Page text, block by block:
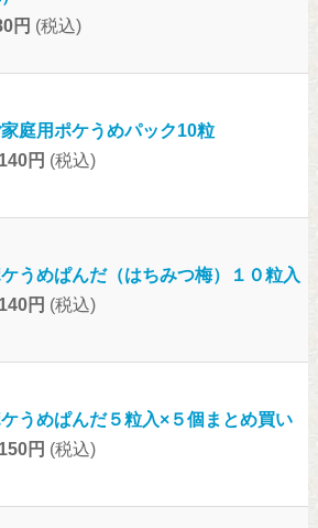
円 (税込)
庭用ポケうめパック10粒
円 (税込)
うめぱんだ（はちみつ梅）１０粒入
円 (税込)
うめぱんだ５粒入×５個まとめ買い
円 (税込)